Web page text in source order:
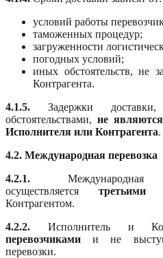
условий работы
таможенных процедур;
загруженности
погодных условий;
иных обстоятельств, не
Контрагента.
4.1.5. Задержки доставки,
обстоятельствами, не
Исполнителя или Контрагента.
4.2. Международная перевозка
4.2.1. Международная
осуществляется третьими
Контрагентом.
4.2.2. Исполнитель и
перевозчиками и не
перевозки.